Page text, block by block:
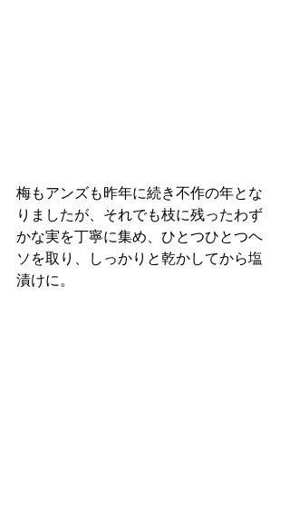
梅もアンズも昨年に続き不作の年とな
りましたが、それでも枝に残ったわず
かな実を丁寧に集め、ひとつひとつヘ
ソを取り、しっかりと乾かしてから塩
漬けに。